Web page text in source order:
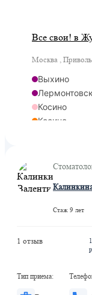
Все свои! в
Москва ,
Выхино
Косино
Косино
Стаж 9 лет
1 отзыв
Тип приема: